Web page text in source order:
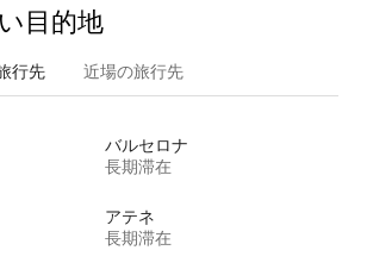
目⁠的⁠地
行先 近場の旅行先
バルセロナ
長期滞在
アテネ
長期滞在